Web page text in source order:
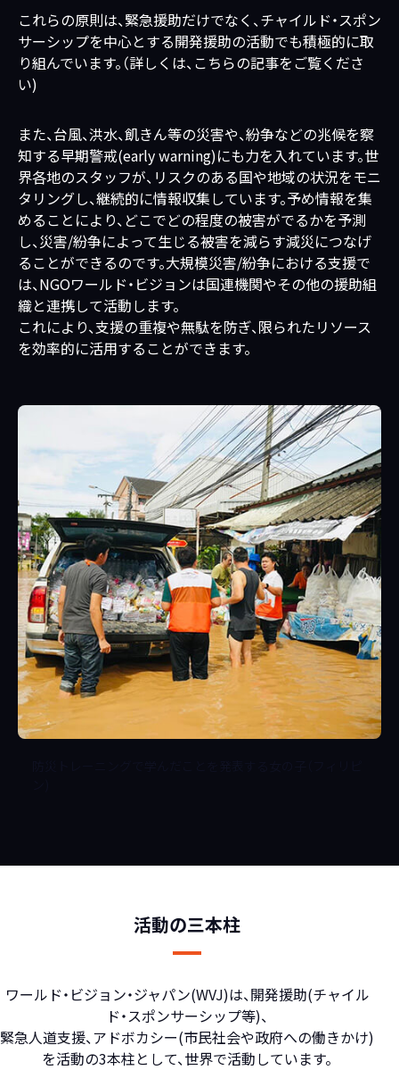
これらの原則は、緊急援助だけでなく、チャイルド・スポン
サーシップを中心とする開発援助の活動でも積極的に取
り組んでいます。（詳しくは、こちらの記事をご覧くださ
い)
また、台風、洪水、飢きん等の災害や、紛争などの兆候を察
知する早期警戒(early warning)にも力を入れています。世
界各地のスタッフが、リスクのある国や地域の状況をモニ
タリングし、継続的に情報収集しています。予め情報を集
めることにより、どこでどの程度の被害がでるかを予測
し、災害/紛争によって生じる被害を減らす減災につなげ
ることができるのです。大規模災害/紛争における支援で
は、NGOワールド・ビジョンは国連機関やその他の援助組
織と連携して活動します。
これにより、支援の重複や無駄を防ぎ、限られたリソース
を効率的に活用することができます。
活動の三本柱
ワールド・ビジョン・ジャパン(WVJ)は、開発援助(チャイル
ド・スポンサーシップ等)、
緊急人道支援、アドボカシー(市民社会や政府への働きかけ)
を活動の3本柱として、世界で活動しています。